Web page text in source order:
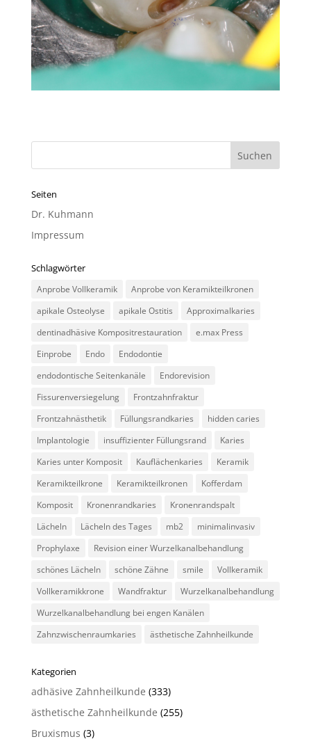
Seiten
Dr. Kuhmann
Impressum
Schlagwörter
Anprobe Vollkeramik
Anprobe von Keramikteilkronen
apikale Osteolyse
apikale Ostitis
Approximalkaries
dentinadhäsive Kompositrestauration
e.max Press
Einprobe
Endo
Endodontie
endodontische Seitenkanäle
Endorevision
Fissurenversiegelung
Frontzahnfraktur
Frontzahnästhetik
Füllungsrandkaries
hidden caries
Implantologie
insuffizienter Füllungsrand
Karies
Karies unter Komposit
Kauflächenkaries
Keramik
Keramikteilkrone
Keramikteilkronen
Kofferdam
Komposit
Kronenrandkaries
Kronenrandspalt
Lächeln
Lächeln des Tages mb2
minimalinvasiv
Prophylaxe
Revision einer Wurzelkanalbehandlung
schönes Lächeln
schöne Zähne smile
Vollkeramik
Vollkeramikkrone
Wandfraktur
Wurzelkanalbehandlung
Wurzelkanalbehandlung bei engen Kanälen
Zahnzwischenraumkaries
ästhetische Zahnheilkunde
Kategorien
adhäsive Zahnheilkunde (333)
ästhetische Zahnheilkunde (255)
Bruxismus (3)